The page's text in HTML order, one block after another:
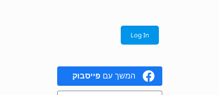
המשך עם פייסבוק